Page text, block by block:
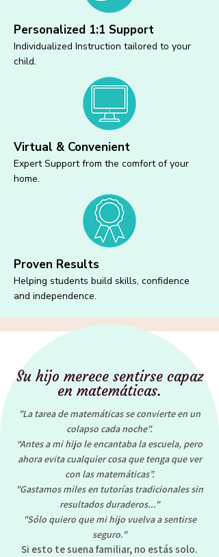
Personalized 1:1 Support
Individualized Instruction tailored to your
child.
Virtual & Convenient
Expert Support from the comfort of your
home.
Proven Results
Helping students build skills, confidence
and independence.
Su hijo merece sentirse capaz
en matemáticas.
"La tarea de matemáticas se convierte en un
colapso cada noche".
“Antes a mi hijo le encantaba la escuela, pero
ahora evita cualquier cosa que tenga que ver
con las matemáticas”.
"Gastamos miles en tutorías tradicionales sin
resultados duraderos..."
"Sólo quiero que mi hijo vuelva a sentirse
seguro."
Si esto te suena familiar, no estás solo.